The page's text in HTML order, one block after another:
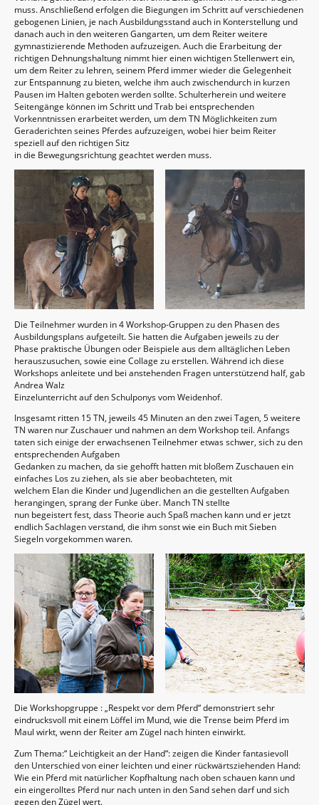
muss. Anschließend erfolgen die Biegungen im Schritt auf verschiedenen
gebogenen Linien, je nach Ausbildungsstand auch in Konterstellung und
danach auch in den weiteren Gangarten, um dem Reiter weitere
gymnastizierende Methoden aufzuzeigen. Auch die Erarbeitung der
richtigen Dehnungshaltung nimmt hier einen wichtigen Stellenwert ein,
um dem Reiter zu lehren, seinem Pferd immer wieder die Gelegenheit
zur Entspannung zu bieten, welche ihm auch zwischendurch in kurzen
Pausen im Halten geboten werden sollte. Schulterherein und weitere
Seitengänge können im Schritt und Trab bei entsprechenden
Vorkenntnissen erarbeitet werden, um dem TN Möglichkeiten zum
Geraderichten seines Pferdes aufzuzeigen, wobei hier beim Reiter
speziell auf den richtigen Sitz
in die Bewegungsrichtung geachtet werden muss.
Die Teilnehmer wurden in 4 Workshop-Gruppen zu den Phasen des
Ausbildungsplans aufgeteilt. Sie hatten die Aufgaben jeweils zu der
Phase praktische Übungen oder Beispiele aus dem alltäglichen Leben
herauszusuchen, sowie eine Collage zu erstellen. Während ich diese
Workshops anleitete und bei anstehenden Fragen unterstützend half, gab
Andrea Walz
Einzelunterricht auf den Schulponys vom Weidenhof.
Insgesamt ritten 15 TN, jeweils 45 Minuten an den zwei Tagen, 5 weitere
TN waren nur Zuschauer und nahmen an dem Workshop teil. Anfangs
taten sich einige der erwachsenen Teilnehmer etwas schwer, sich zu den
entsprechenden Aufgaben
Gedanken zu machen, da sie gehofft hatten mit bloßem Zuschauen ein
einfaches Los zu ziehen, als sie aber beobachteten, mit
welchem Elan die Kinder und Jugendlichen an die gestellten Aufgaben
herangingen, sprang der Funke über. Manch TN stellte
nun begeistert fest, dass Theorie auch Spaß machen kann und er jetzt
endlich Sachlagen verstand, die ihm sonst wie ein Buch mit Sieben
Siegeln vorgekommen waren.
Die Workshopgruppe : „Respekt vor dem Pferd“ demonstriert sehr
eindrucksvoll mit einem Löffel im Mund, wie die Trense beim Pferd im
Maul wirkt, wenn der Reiter am Zügel nach hinten einwirkt.
Zum Thema:“ Leichtigkeit an der Hand“: zeigen die Kinder fantasievoll
den Unterschied von einer leichten und einer rückwärtsziehenden Hand:
Wie ein Pferd mit natürlicher Kopfhaltung nach oben schauen kann und
ein eingerolltes Pferd nur nach unten in den Sand sehen darf und sich
gegen den Zügel wert.